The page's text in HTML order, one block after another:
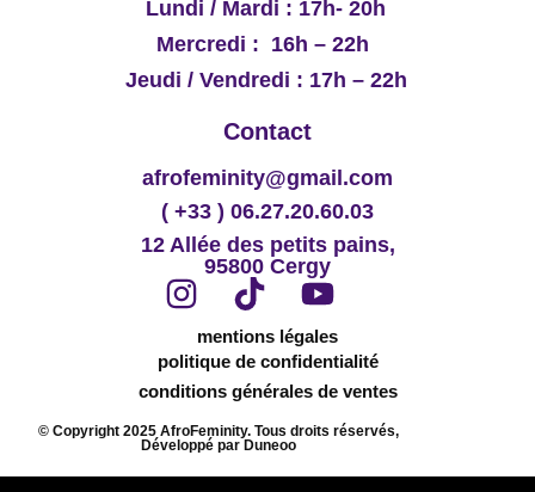
Lundi / Mardi : 17h- 20h
Mercredi : 16h – 22h
Jeudi / Vendredi : 17h – 22h
Contact
afrofeminity@gmail.com
( +33 ) 06.27.20.60.03
12 Allée des petits pains,
95800 Cergy
mentions légales
politique de confidentialité
conditions générales de ventes
© Copyright 2025 AfroFeminity. Tous droits réservés,
Développé par Duneoo​